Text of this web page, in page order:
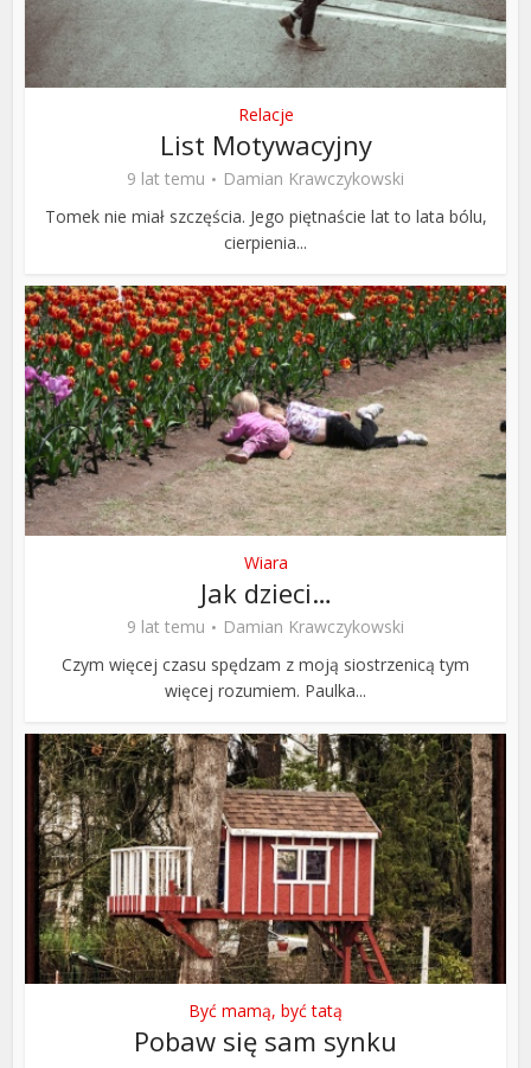
Relacje
List Motywacyjny
9 lat temu
Damian Krawczykowski
Tomek nie miał szczęścia. Jego piętnaście lat to lata bólu,
cierpienia...
Wiara
Jak dzieci…
9 lat temu
Damian Krawczykowski
Czym więcej czasu spędzam z moją siostrzenicą tym
więcej rozumiem. Paulka...
Być mamą, być tatą
Pobaw się sam synku